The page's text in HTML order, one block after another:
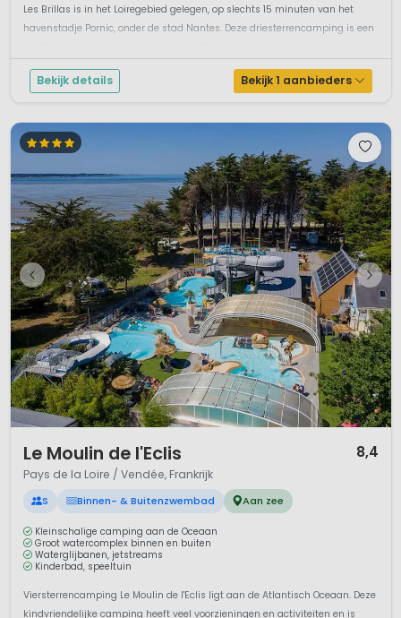
Les Brillas is in het Loiregebied gelegen, op slechts 15 minuten van het
havenstadje Pornic, onder de stad Nantes. Deze driesterrencamping is een
Bekijk details Bekijk 1 aanbieders
Le Moulin de l'Eclis 8,4
Pays de la Loire / Vendée, Frankrijk
S Binnen- & Buitenzwembad Aan zee
Kleinschalige camping aan de Oceaan
Groot watercomplex binnen en buiten
Waterglijbanen, jetstreams
Kinderbad, speeltuin
Viersterrencamping Le Moulin de l'Eclis ligt aan de Atlantisch Oceaan. Deze
kindvriendelijke camping heeft veel voorzieningen en activiteiten en is